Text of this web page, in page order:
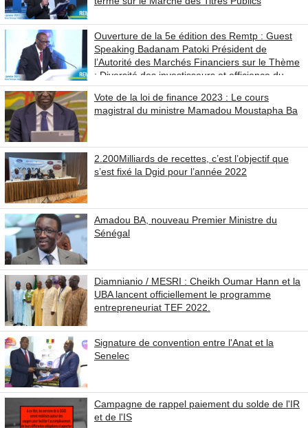
Ouverture de la 5e édition des Remtp : Guest
Speaking Badanam Patoki Président de
l’Autorité des Marchés Financiers sur le Thème
: Diversité des investisseurs et efficience du
Marché des Titres Publics
Vote de la loi de finance 2023 : Le cours
magistral du ministre Mamadou Moustapha Ba
2.200Milliards de recettes, c’est l’objectif que
s’est fixé la Dgid pour l’année 2022
Amadou BA, nouveau Premier Ministre du
Sénégal
Diamnianio / MESRI : Cheikh Oumar Hann et la
UBA lancent officiellement le programme
entrepreneuriat TEF 2022.
Signature de convention entre l'Anat et la
Senelec
Campagne de rappel paiement du solde de l'IR
et de l'IS